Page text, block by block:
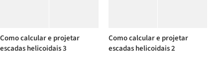
Como calcular e projetar
escadas helicoidais 3
Como calcular e projetar
escadas helicoidais 2